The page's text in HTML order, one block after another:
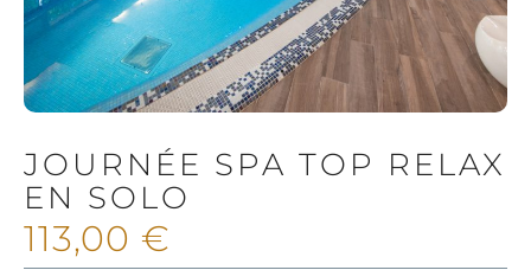
JOURNÉE SPA TOP RELAX
EN SOLO
113,00 €